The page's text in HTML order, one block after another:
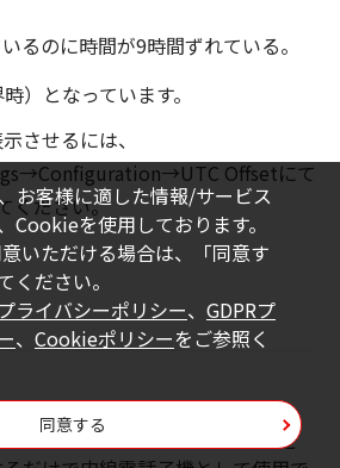
るのに時間が9時間ずれている。
）となっています。
させるには、
Offsetにて
ください。
にIP200APPのアプリケーションを
お客様に適した情報/サービス
Cookieを使用しております。
いただける場合は、「同意す
ください。
プライバシーポリシー、 GDPRプ
、 Cookieポリシーをご参照く
同意する